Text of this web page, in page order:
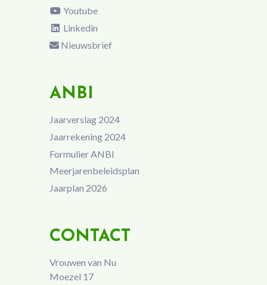
Youtube
Linkedin
Nieuwsbrief
ANBI
Jaarverslag 2024
Jaarrekening 2024
Formulier ANBI
Meerjarenbeleidsplan
Jaarplan 2026
CONTACT
Vrouwen van Nu
Moezel 17